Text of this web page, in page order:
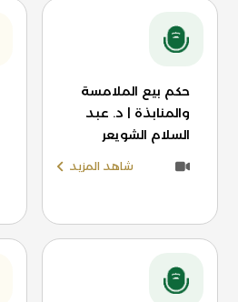
حكم بيع الملامسة
والمنابذة | د. عبد
السلام الشويعر
شاهد المزيد